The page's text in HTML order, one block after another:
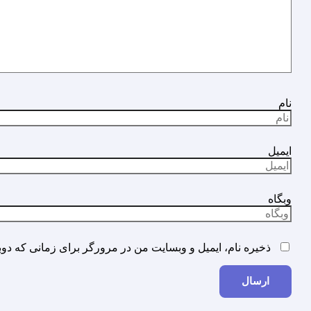
نام
ایمیل
وبگاه
ذخیره نام، ایمیل و وبسایت من در مرورگر برای زمانی که